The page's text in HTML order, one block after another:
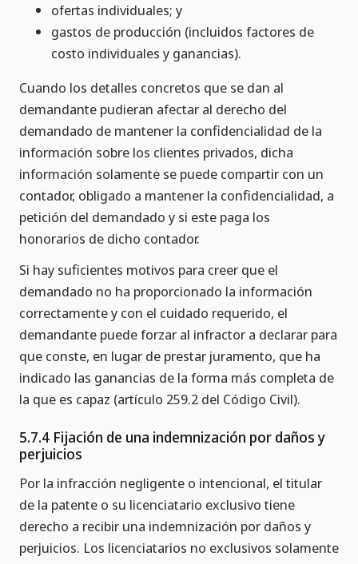
ofertas individuales; y
gastos de producción (incluidos factores de
costo individuales y ganancias).
Cuando los detalles concretos que se dan al
demandante pudieran afectar al derecho del
demandado de mantener la confidencialidad de la
información sobre los clientes privados, dicha
información solamente se puede compartir con un
contador, obligado a mantener la confidencialidad, a
petición del demandado y si este paga los
honorarios de dicho contador.
Si hay suficientes motivos para creer que el
demandado no ha proporcionado la información
correctamente y con el cuidado requerido, el
demandante puede forzar al infractor a declarar para
que conste, en lugar de prestar juramento, que ha
indicado las ganancias de la forma más completa de
la que es capaz (artículo 259.2 del Código Civil).
5.7.4 Fijación de una indemnización por daños y
perjuicios
Por la infracción negligente o intencional, el titular
de la patente o su licenciatario exclusivo tiene
derecho a recibir una indemnización por daños y
perjuicios. Los licenciatarios no exclusivos solamente